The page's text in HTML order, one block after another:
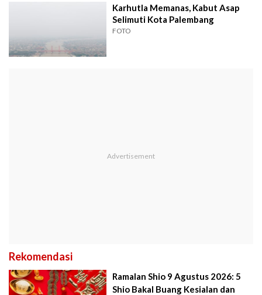
Karhutla Memanas, Kabut Asap
Selimuti Kota Palembang
FOTO
Rekomendasi
Ramalan Shio 9 Agustus 2026: 5
Shio Bakal Buang Kesialan dan